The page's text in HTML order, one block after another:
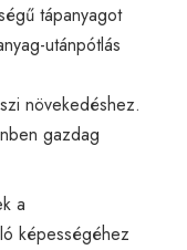
tápanyagot
utánpótlás
növekedéshez.
gazdag
a
képességéhez